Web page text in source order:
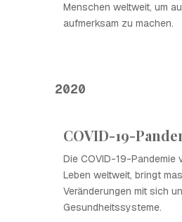
Menschen weltweit, um
aufmerksam zu machen.
2020
COVID-19-
Die COVID-19-Pandemie
Leben weltweit, bringt
Veränderungen mit sich
Gesundheitssysteme.